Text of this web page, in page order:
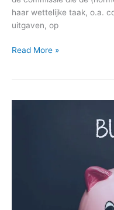
haar wettelijke taak, o.a.
uitgaven, op
Read More »